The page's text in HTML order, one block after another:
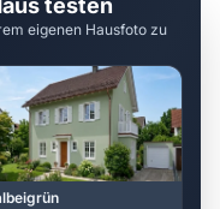
testen
eigenen Hausfoto zu